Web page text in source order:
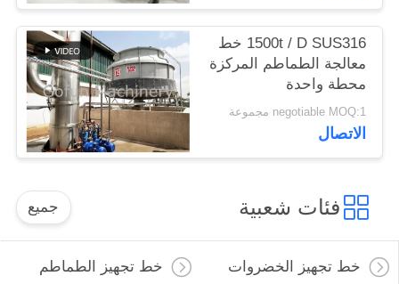
الخصوصية
1500t / D SUS316 خط
معالجة الطماطم المركزة
محطة واحدة
negotiable MOQ:1 مجموعة
الاتصال
فئات شعبية جميع
خط تجهيز الخضروات خط تجهيز الطماطم